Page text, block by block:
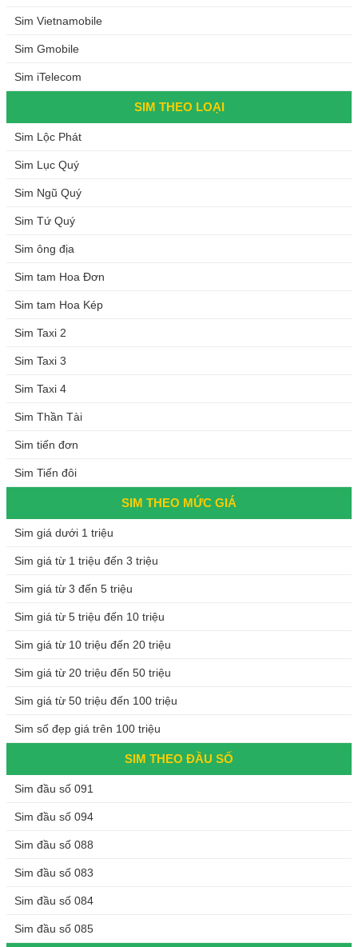
Sim Vietnamobile
Sim Gmobile
Sim iTelecom
SIM THEO LOẠI
Sim Lộc Phát
Sim Lục Quý
Sim Ngũ Quý
Sim Tứ Quý
Sim ông địa
Sim tam Hoa Đơn
Sim tam Hoa Kép
Sim Taxi 2
Sim Taxi 3
Sim Taxi 4
Sim Thần Tài
Sim tiến đơn
Sim Tiến đôi
SIM THEO MỨC GIÁ
Sim giá dưới 1 triệu
Sim giá từ 1 triệu đến 3 triệu
Sim giá từ 3 đến 5 triệu
Sim giá từ 5 triệu đến 10 triệu
Sim giá từ 10 triệu đến 20 triệu
Sim giá từ 20 triệu đến 50 triệu
Sim giá từ 50 triệu đến 100 triệu
Sim số đẹp giá trên 100 triệu
SIM THEO ĐẦU SỐ
Sim đầu số 091
Sim đầu số 094
Sim đầu số 088
Sim đầu số 083
Sim đầu số 084
Sim đầu số 085